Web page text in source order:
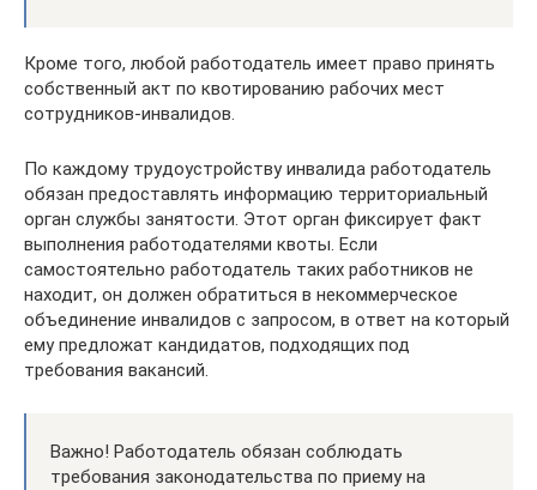
Кроме того, любой работодатель имеет право принять
собственный акт по квотированию рабочих мест
сотрудников-инвалидов.
По каждому трудоустройству инвалида работодатель
обязан предоставлять информацию территориальный
орган службы занятости. Этот орган фиксирует факт
выполнения работодателями квоты. Если
самостоятельно работодатель таких работников не
находит, он должен обратиться в некоммерческое
объединение инвалидов с запросом, в ответ на который
ему предложат кандидатов, подходящих под
требования вакансий.
Важно! Работодатель обязан соблюдать
требования законодательства по приему на